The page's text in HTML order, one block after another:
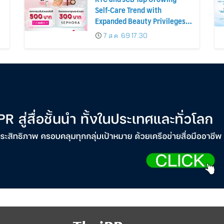
Self-Care Trend with
Expanded Beauty Privileges
Number of KTC JCB
Cardmembers Spending on
7 ส.ค. 69 17:30